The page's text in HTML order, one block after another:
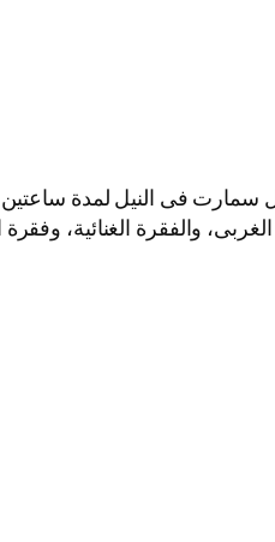
سمارت فى النيل لمدة
والفقرة الغنائية،